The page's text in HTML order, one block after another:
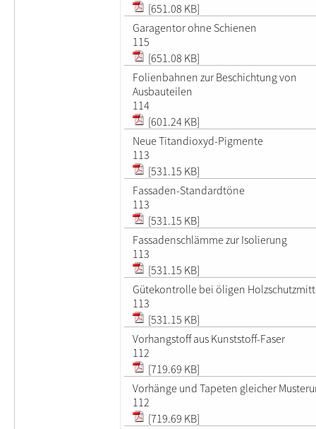
[651.08 KB]
Garagentor ohne Schienen
115
[651.08 KB]
Folienbahnen zur Beschichtung von
Ausbauteilen
114
[601.24 KB]
Neue Titandioxyd-Pigmente
113
[531.15 KB]
Fassaden-Standardtöne
113
[531.15 KB]
Fassadenschlämme zur Isolierung
113
[531.15 KB]
Gütekontrolle bei öligen
113
[531.15 KB]
Vorhangstoff aus Kunststoff-Faser
112
[719.69 KB]
Vorhänge und Tapeten gleicher
112
[719.69 KB]